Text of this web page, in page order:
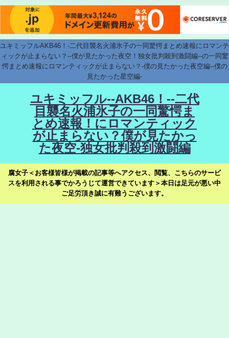
ユキミッフルAKB46！-二代目襲名火浦氷子の一同驚愕まとめ速報にロマンテ
ィックが止まらない？--僕が見たかった夜空！独女批判殺到激闘編--の一同驚
愕まとめ速報にロマンティックが止まらない？-僕の見たかった夜空編--僕の
見たかった星空編-
ユキミッフル--AKB46！--二代
目襲名火浦氷子の一同驚愕ま
とめ速報！にロマンティック
が止まらない？僕が見たかっ
た夜空-独女批判殺到激闘編
腐女子＜お客様皆様が掲載の記事等へアクセス、閲覧、こちらのサービ
スを利用される事でかろうじて運営できています＞本日は足元が悪い中
ご足労頂き誠に有難うございます。